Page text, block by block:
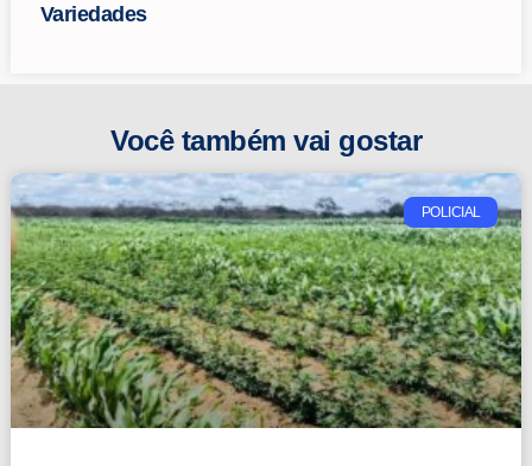
Variedades
Você também vai gostar
POLICIAL